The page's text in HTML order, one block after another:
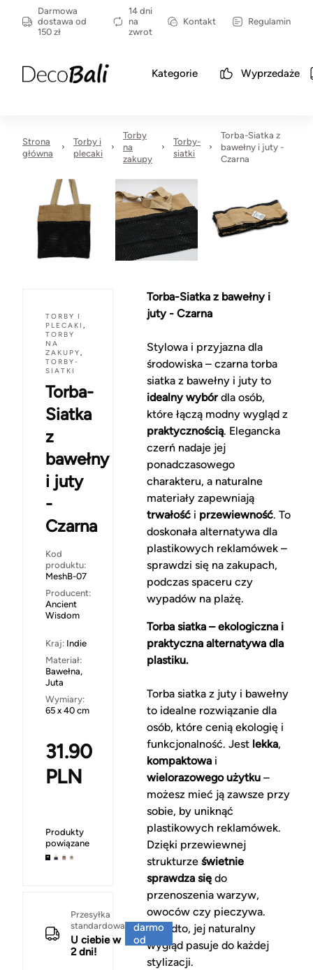
Darmowa
dostawa od
150 zł
14 dni
na
zwrot
Kontakt Regulamin
Kategorie Wyprzedaże
Strona
główna
Torby i
plecaki
Torby
na
zakupy
Torby-
siatki
Torba-Siatka z
bawełny i juty -
Czarna
TORBY I
PLECAKI ,
TORBY
NA
ZAKUPY,
TORBY-
SIATKI
Torba-
Siatka
z
bawełny
i juty
-
Czarna
Kod
produktu:
MeshB-07
Producent:
Ancient
Wisdom
Kraj: Indie
Materiał:
Bawełna,
Juta
Wymiary:
65 x 40 cm
31.90
PLN
Produkty
powiązane
Przesyłka
standardowa
U ciebie w
2 dni!
darmo
od
150 zł
Torba-Siatka z bawełny i
juty - Czarna
Stylowa i przyjazna dla
środowiska – czarna torba
siatka z bawełny i juty to
idealny wybórdla osób,
które łączą modny wygląd z
praktycznością. Elegancka
czerń nadaje jej
ponadczasowego
charakteru, a naturalne
materiały zapewniają
trwałośći przewiewność. To
doskonała alternatywa dla
plastikowych reklamówek –
sprawdzi się na zakupach,
podczas spaceru czy
wypadów na plażę.
Torba siatka – ekologiczna i
praktyczna alternatywa dla
plastiku.
Torba siatka z juty i bawełny
to idealne rozwiązanie dla
osób, które cenią ekologię i
funkcjonalność. Jest lekka,
kompaktowai
wielorazowego użytku–
możesz mieć ją zawsze przy
sobie, by uniknąć
plastikowych reklamówek.
Dzięki przewiewnej
strukturze świetnie
sprawdza siędo
przenoszenia warzyw,
owoców czy pieczywa.
Ponadto, jej naturalny
wygląd pasuje do każdej
stylizacji.